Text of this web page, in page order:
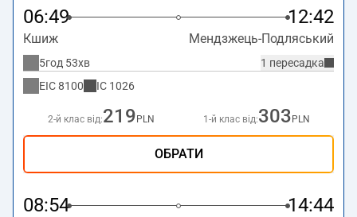
06:49 12:42
Кшиж Мендзжець-Подляський
1 пересадка
5год 53хв
EIC8100 IC 1026
2-й клас від:219 PLN 1-й клас від:303 PLN
ОБРАТИ
08:54 14:44